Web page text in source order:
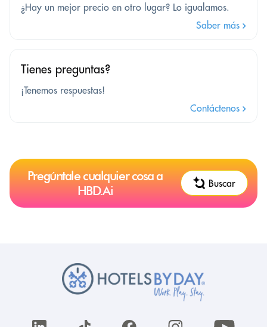
¿Hay un mejor precio en otro lugar? Lo igualamos.
Saber más
Tienes preguntas?
¡Tenemos respuestas!
Contáctenos
Pregúntale cualquier cosa a
HBD.Ai
Buscar